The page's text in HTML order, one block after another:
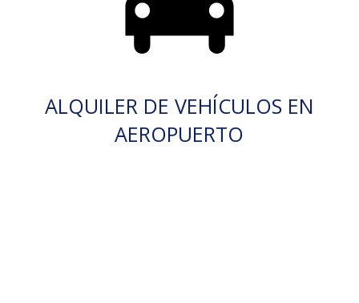
ALQUILER DE VEHÍCULOS EN
AEROPUERTO